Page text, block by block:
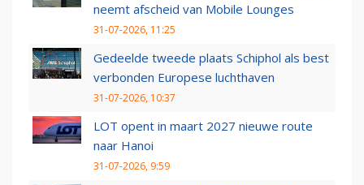
neemt afscheid van Mobile Lounges
31-07-2026, 11:25
Gedeelde tweede plaats Schiphol als best
verbonden Europese luchthaven
31-07-2026, 10:37
LOT opent in maart 2027 nieuwe route
naar Hanoi
31-07-2026, 9:59